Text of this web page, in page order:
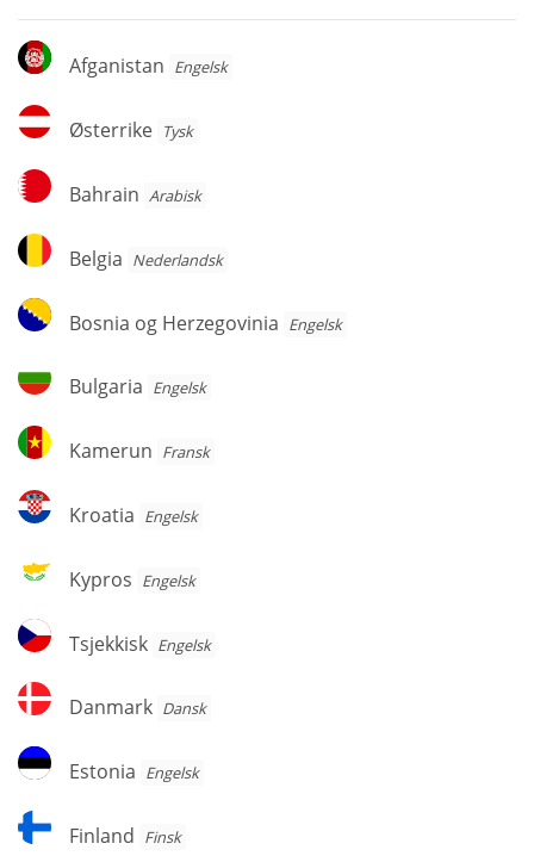
Afganistan
Afganistan Engelsk
Østerrike
Østerrike Tysk
Bahrain
Bahrain Arabisk
Belgia
Belgia Nederlandsk
Bosnia
og
Bosnia og Herzegovinia Engelsk
Bulgaria
Bulgaria Engelsk
Kamerun
Kamerun Fransk
Kroatia
Kroatia Engelsk
Kypros
Kypros Engelsk
Tsjekkisk
Tsjekkisk Engelsk
Danmark
Danmark Dansk
Estonia
Estonia Engelsk
Finland
Finland Finsk